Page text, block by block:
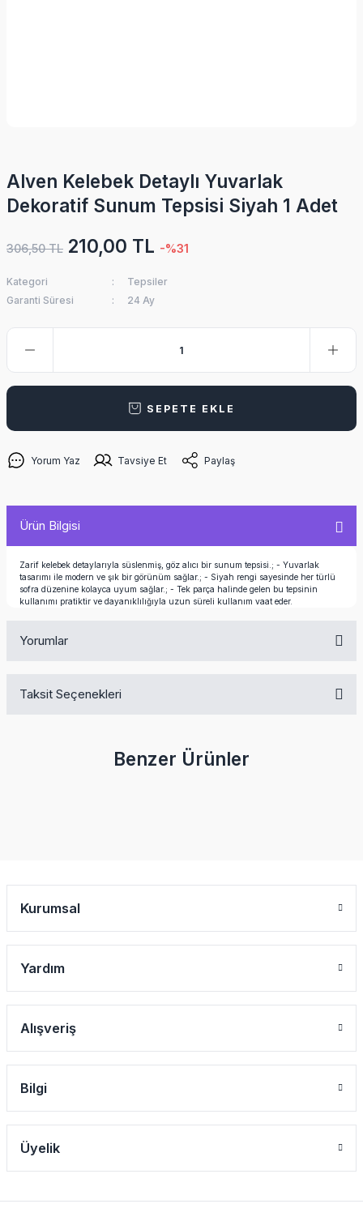
Alven Kelebek Detaylı Yuvarlak
Dekoratif Sunum Tepsisi Siyah 1 Adet
306,50 TL 210,00 TL -%31
Kategori
Tepsiler
Garanti Süresi
24 Ay
SEPETE EKLE
Yorum Yaz Tavsiye Et Paylaş
Ürün Bilgisi
Zarif kelebek detaylarıyla süslenmiş, göz alıcı bir sunum tepsisi.; - Yuvarlak
tasarımı ile modern ve şık bir görünüm sağlar.; - Siyah rengi sayesinde her türlü
sofra düzenine kolayca uyum sağlar.; - Tek parça halinde gelen bu tepsinin
kullanımı pratiktir ve dayanıklılığıyla uzun süreli kullanım vaat eder.
Yorumlar
Yorum Yaz
Taksit Seçenekleri
Benzer Ürünler
Kurumsal
Yardım
Alışveriş
Bilgi
Üyelik